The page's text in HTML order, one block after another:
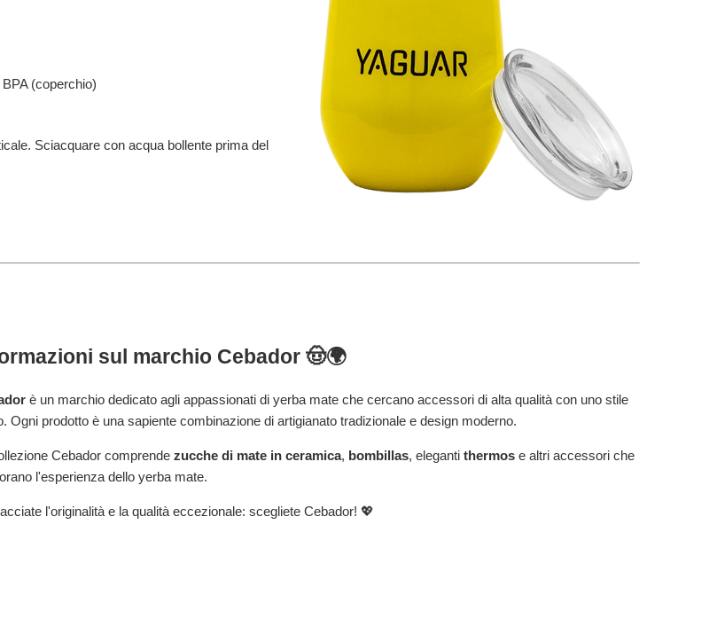
(coperchio)
Sciacquare con acqua bollente prima del
sul marchio Cebador🤠🌍
è un marchio dedicato agli appassionati di yerba mate che cercano accessori di alta qualità con uno stile
Ogni prodotto è una sapiente combinazione di artigianato tradizionale e design moderno.
Cebadorcomprende zucche di mate in ceramica, bombillas, eleganti thermose altri accessori che
l'esperienza dello yerba mate.
l'originalità e la qualità eccezionale: scegliete Cebador! 💖